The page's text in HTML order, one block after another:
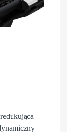
redukująca